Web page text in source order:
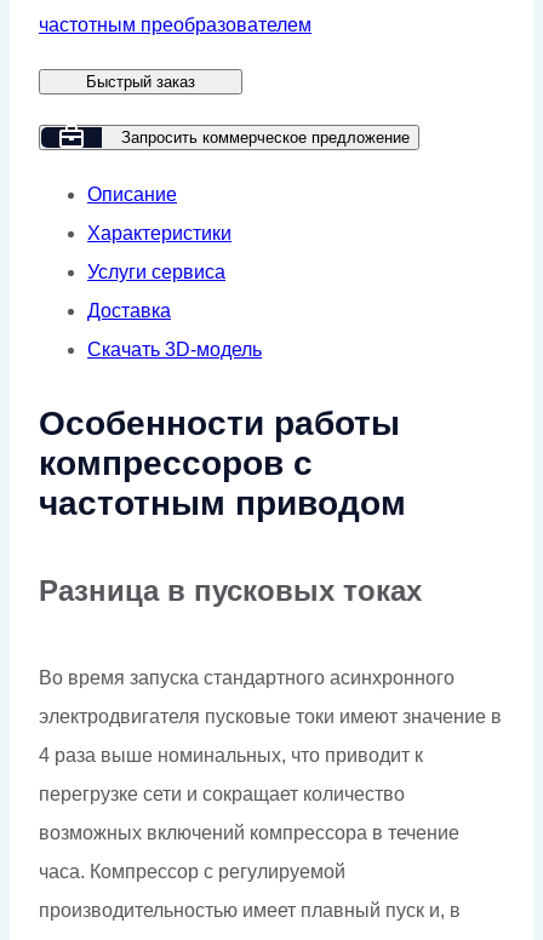
GMP
37-
8D
GE/HB
частотным преобразователем
Быстрый заказ
Запросить коммерческое предложение
Описание
Характеристики
Услуги сервиса
Доставка
Скачать 3D-модель
Особенности работы
компрессоров с
частотным приводом
Разница в пусковых токах
Во время запуска стандартного асинхронного
электродвигателя пусковые токи имеют значение в
4 раза выше номинальных, что приводит к
перегрузке сети и сокращает количество
возможных включений компрессора в течение
часа. Компрессор с регулируемой
производительностью имеет плавный пуск и, в